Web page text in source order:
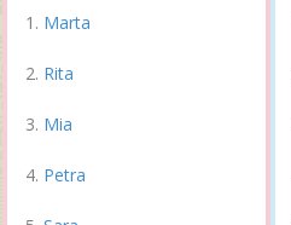
Marta
Rita
Mia
Petra